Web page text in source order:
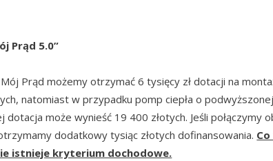
Prąd 5.0”
Prąd możemy otrzymać 6 tysięcy zł dotacji na
natomiast w przypadku pomp ciepła o
dotacja może wynieść 19 400 złotych. Jeśli połączymy
dodatkowy tysiąc złotych dofinansowania.
istnieje kryterium dochodowe.